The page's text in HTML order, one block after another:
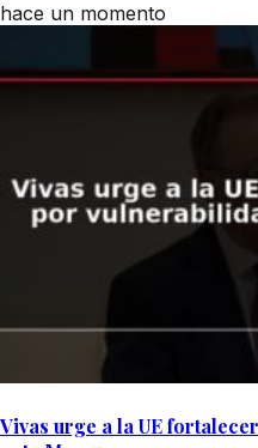
hace un momento
Vivas urge a la UE